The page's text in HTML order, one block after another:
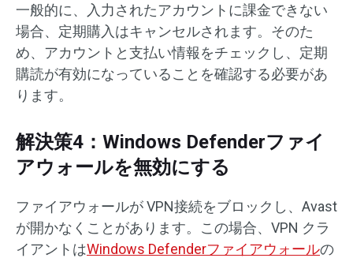
一般的に、入力されたアカウントに課金できない
場合、定期購入はキャンセルされます。そのた
め、アカウントと支払い情報をチェックし、定期
購読が有効になっていることを確認する必要があ
ります。
解決策4：Windows Defenderファイ
アウォールを無効にする
ファイアウォールが VPN接続をブロックし、Avast
が開かなくことがあります。この場合、VPN クラ
イアントはWindows Defenderファイアウォールの